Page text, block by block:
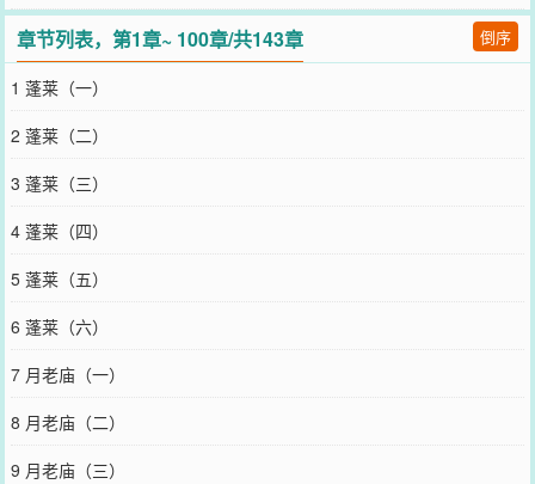
章节列表，第1章~ 100章/共143章 倒序
1 蓬莱（一）
2 蓬莱（二）
3 蓬莱（三）
4 蓬莱（四）
5 蓬莱（五）
6 蓬莱（六）
7 月老庙（一）
8 月老庙（二）
9 月老庙（三）